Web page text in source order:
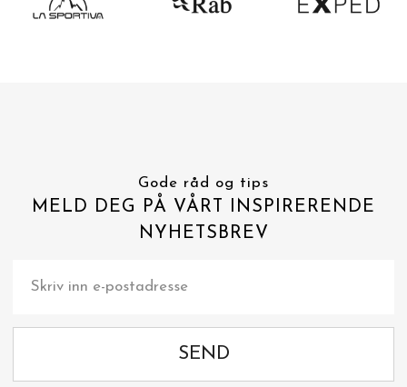
Gode råd og tips
MELD DEG PÅ VÅRT INSPIRERENDE
NYHETSBREV
SEND